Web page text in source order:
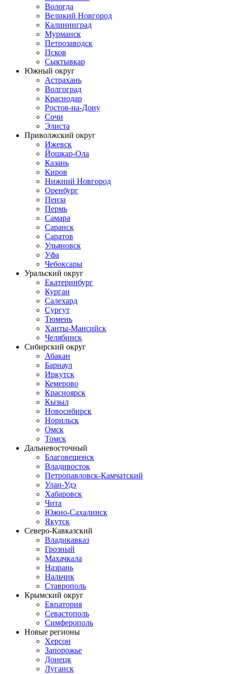
Вологда
Великий Новгород
Калининград
Мурманск
Петрозаводск
Псков
Сыктывкар
Южный округ
Астрахань
Волгоград
Краснодар
Ростов-на-Дону
Сочи
Элиста
Приволжский округ
Ижевск
Йошкар-Ола
Казань
Киров
Нижний Новгород
Оренбург
Пенза
Пермь
Самара
Саранск
Саратов
Ульяновск
Уфа
Чебоксары
Уральский округ
Екатеринбург
Курган
Салехард
Сургут
Тюмень
Ханты-Мансийск
Челябинск
Сибирский округ
Абакан
Барнаул
Иркутск
Кемерово
Красноярск
Кызыл
Новосибирск
Норильск
Омск
Томск
Дальневосточный
Благовещенск
Владивосток
Петропавловск-Камчатский
Улан-Удэ
Хабаровск
Чита
Южно-Сахалинск
Якутск
Северо-Кавказский
Владикавказ
Грозный
Махачкала
Назрань
Нальчик
Ставрополь
Крымский округ
Евпатория
Севастополь
Симферополь
Новые регионы
Херсон
Запорожье
Донецк
Луганск